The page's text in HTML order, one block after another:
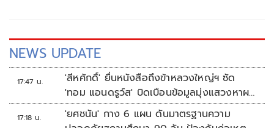
NEWS UPDATE
17:47 น.
'สีหศักดิ์' ยื่นหนังสือถึงข้าหลวงใหญ่ฯ ซัด
'ทอม แอนดรูว์ส' บิดเบือนข้อมูลมุ่งแสวงหาผล
ประโยชน์ทางการเมือง
17:18 น.
'ยศชนัน' กาง 6 แผน ดันมาตรฐานความ